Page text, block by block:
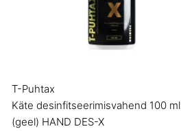
T-Puhtax
Käte desinfitseerimisvahend 100 ml
(geel) HAND DES-X